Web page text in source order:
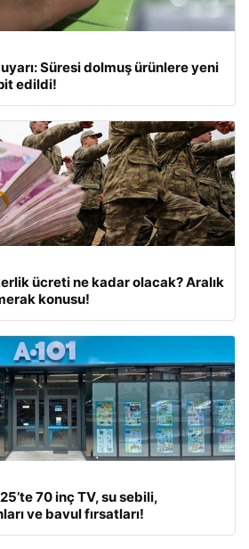
uyarı: Süresi dolmuş ürünlere yeni
edildi!
ücreti ne kadar olacak? Aralık
konusu!
70 inç TV, su sebili,
ve bavul fırsatları!